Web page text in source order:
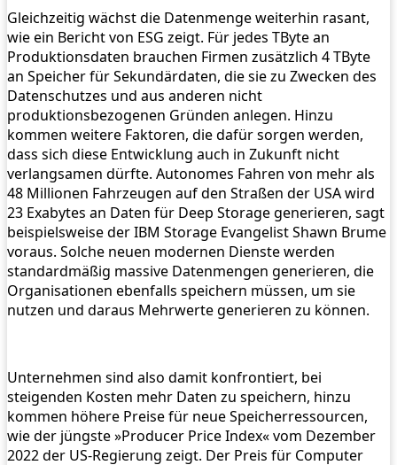
Gleichzeitig wächst die Datenmenge weiterhin rasant,
wie ein Bericht von ESG zeigt. Für jedes TByte an
Produktionsdaten brauchen Firmen zusätzlich 4 TByte
an Speicher für Sekundärdaten, die sie zu Zwecken des
Datenschutzes und aus anderen nicht
produktionsbezogenen Gründen anlegen. Hinzu
kommen weitere Faktoren, die dafür sorgen werden,
dass sich diese Entwicklung auch in Zukunft nicht
verlangsamen dürfte. Autonomes Fahren von mehr als
48 Millionen Fahrzeugen auf den Straßen der USA wird
23 Exabytes an Daten für Deep Storage generieren, sagt
beispielsweise der IBM Storage Evangelist Shawn Brume
voraus. Solche neuen modernen Dienste werden
standardmäßig massive Datenmengen generieren, die
Organisationen ebenfalls speichern müssen, um sie
nutzen und daraus Mehrwerte generieren zu können.
Unternehmen sind also damit konfrontiert, bei
steigenden Kosten mehr Daten zu speichern, hinzu
kommen höhere Preise für neue Speicherressourcen,
wie der jüngste »Producer Price Index« vom Dezember
2022 der US-Regierung zeigt. Der Preis für Computer